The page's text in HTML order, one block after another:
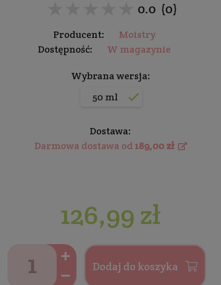
0.0 (0)
Producent:
Moistry
Dostępność:
W magazynie
Wybrana wersja:
50 ml
Dostawa:
Darmowa dostawa od189,00 zł
126,99 zł
Dodaj do koszyka